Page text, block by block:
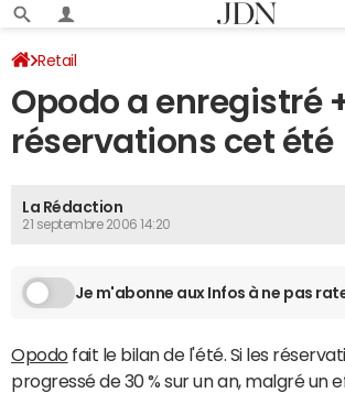
Retail
Opodo a enregistré
réservations cet été
La Rédaction
21 septembre 2006 14:20
Je m'abonne aux Infos à ne pas
Opodo fait le bilan de l'été. Si les
progressé de 30 % sur un an, malgré un